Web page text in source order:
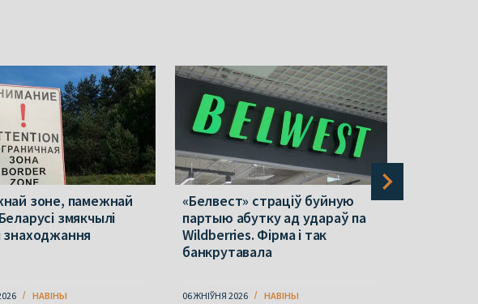
зоне, памежнай
змякчылі
знаходжання
НАВІНЫ
«Белвест» страціў буйную
партыю абутку ад удараў па
Wildberries. Фірма і так
банкрутавала
06 ЖНІЎНЯ 2026 НАВІНЫ